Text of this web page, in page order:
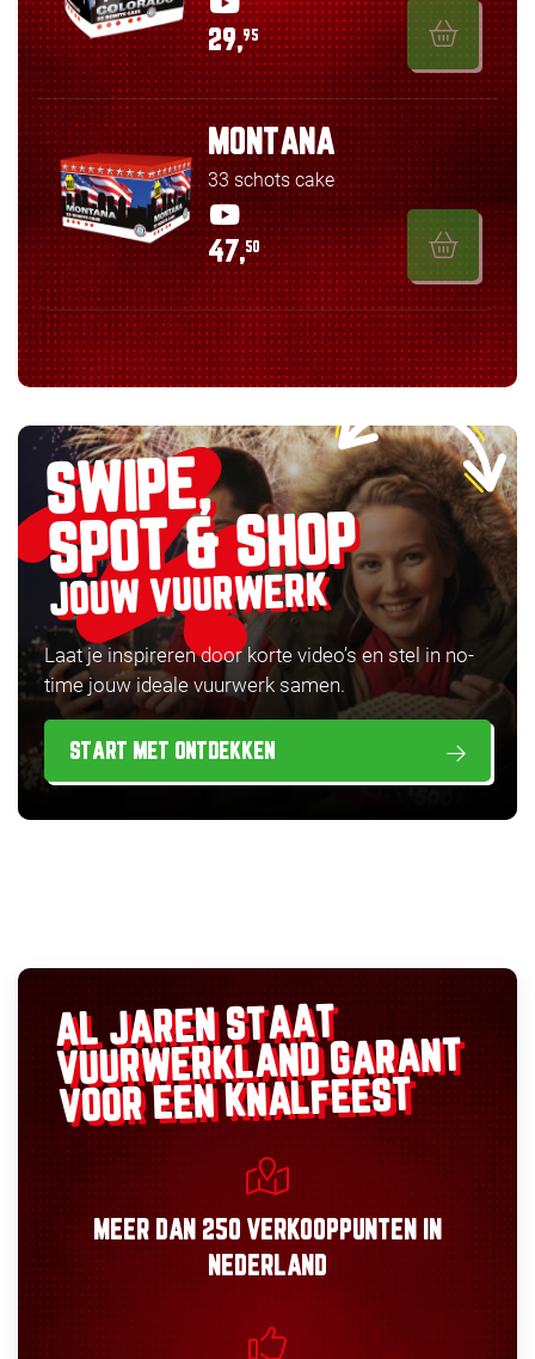
29,95
MONTANA
33 schots cake
47,50
SWIPE,
SPOT & SHOP
JOUW VUURWERK
Laat je inspireren door korte video’s en stel in no-
time jouw ideale vuurwerk samen.
START MET ONTDEKKEN
AL JAREN STAAT
VUURWERKLANDGARANT
VOOR EEN KNALFEEST
MEER DAN 250 VERKOOPPUNTEN
IN
NEDERLAND